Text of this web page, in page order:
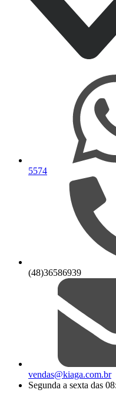
5574
(48)36586939
vendas@kiaga.com.br
Segunda a sexta das